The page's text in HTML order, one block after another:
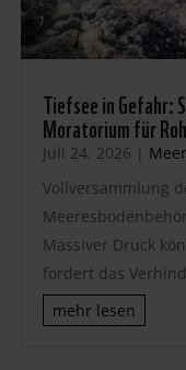
Tiefsee in Gefahr:
Moratorium für
Juli 24, 2026 |
Vollversammlung
Massiver Druck
fordert das
mehr lesen